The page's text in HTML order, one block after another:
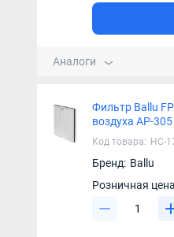
Аналоги
Фильтр Ballu
воздуха AP-305
Код товара: НС-
Бренд: Ballu
Розничная